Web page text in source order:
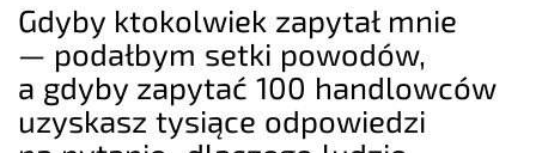
Gdyby ktokolwiek zapytał mnie
— podałbym setki powodów,
a gdyby zapytać 100 handlowców
uzyskasz tysiące odpowiedzi